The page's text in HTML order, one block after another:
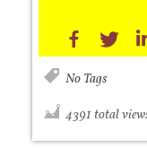
No Tags
4391 total